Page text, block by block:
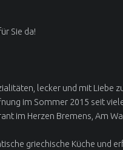
Sie da!
lecker und mit Liebe
im Sommer 2015 seit
im Herzen Bremens, Am
griechische Küche und